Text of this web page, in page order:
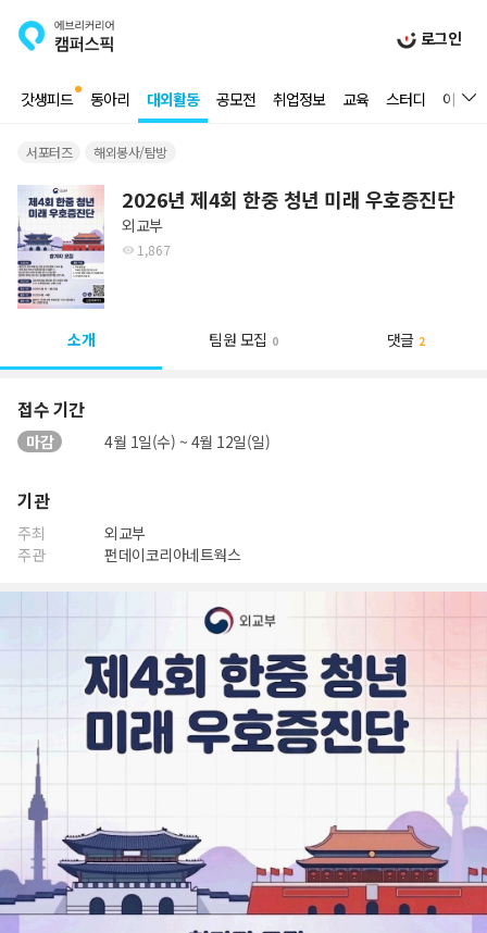
로그인
갓생피드 동아리 대외활동 공모전 취업정보 교육 스터디 이벤트
서포터즈 해외봉사/탐방
2026년 제4회 한중 청년 미래 우호증진단
외교부
1,867
소개 팀원 모집 0 댓글 2
접수 기간
마감 4월 1일(수) ~ 4월 12일(일)
기관
주최
외교부
주관
펀데이코리아네트웍스